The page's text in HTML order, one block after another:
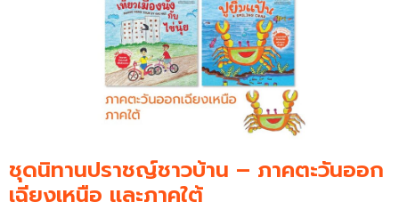
ชุดนิทานปราชญ์ชาวบ้าน – ภาคตะวันออก
เฉียงเหนือ และภาคใต้